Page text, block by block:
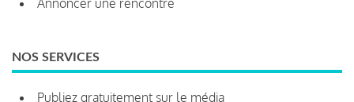
NOS SERVICES
Publiez gratuitement sur le média